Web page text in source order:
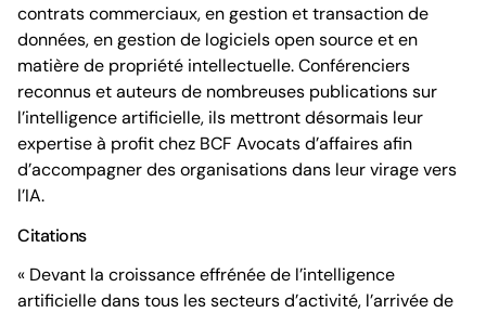
contrats commerciaux, en gestion et transaction de
données, en gestion de logiciels open source et en
matière de propriété intellectuelle. Conférenciers
reconnus et auteurs de nombreuses publications sur
l’intelligence artificielle, ils mettront désormais leur
expertise à profit chez BCF Avocats d’affaires afin
d’accompagner des organisations dans leur virage vers
l’IA.
Citations
« Devant la croissance effrénée de l’intelligence
artificielle dans tous les secteurs d’activité, l’arrivée de